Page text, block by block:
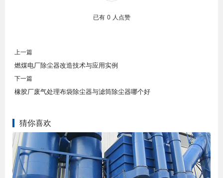
已有 0 人点赞
上一篇
燃煤电厂除尘器改造技术与应用实例
下一篇
橡胶厂废气处理布袋除尘器与滤筒除尘器哪个好
猜你喜欢